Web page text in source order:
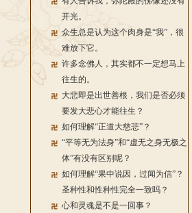
开光。
众生总是认为这个肉身是“我”，很
难放下它。
许多念佛人，其实都不一定想马上
往生的。
大悲即是出世善根，我们是否必须
要发大悲心才能往生？
如何理解“正道大慈悲”？
“平等无为法身”和“虚无之身无极之
体”有没有区别呢？
如何理解“果中说因，过闻为信”？
圣种性和性种性完全一致吗？
心和灵魂是不是一回事？